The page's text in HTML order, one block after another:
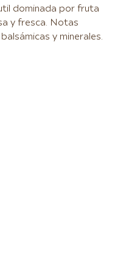
dominada por fruta
y fresca. Notas
balsámicas y minerales.